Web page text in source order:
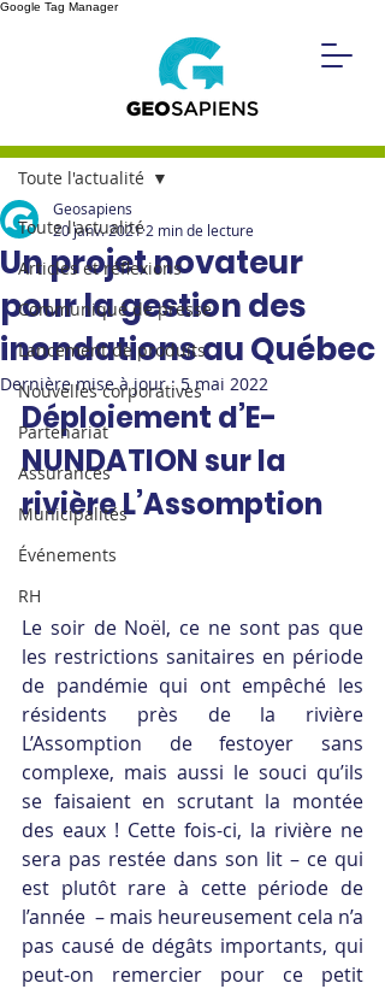
Google Tag Manager
Toute l'actualité
Articles et réflexions
Communiqué de presse
Lancement de produits
Nouvelles corporatives
Partenariat
Assurances
Municipalités
Événements
RH
Toute l'actualité
Un projet novateur
pour la gestion des
inondations au Québec
Geosapiens
20 janv. 2021 2 min de lecture
Dernière mise à jour :5 mai 2022
Déploiement d’E-
NUNDATION sur la
rivière L’Assomption
Le soir de Noël, ce ne sont pas que
les restrictions sanitaires en période
de pandémie qui ont empêché les
résidents près de la rivière
L’Assomption de festoyer sans
complexe, mais aussi le souci qu’ils
se faisaient en scrutant la montée
des eaux ! Cette fois-ci, la rivière ne
sera pas restée dans son lit – ce qui
est plutôt rare à cette période de
l’année  – mais heureusement cela n’a
pas causé de dégâts importants, qui
peut-on remercier pour ce petit